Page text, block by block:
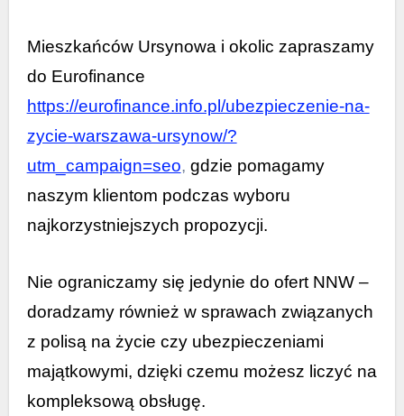
Mieszkańców Ursynowa i okolic zapraszamy
do Eurofinance
https://eurofinance.info.pl/ubezpieczenie-na-
zycie-warszawa-ursynow/?
utm_campaign=seo, gdzie pomagamy
naszym klientom podczas wyboru
najkorzystniejszych propozycji.
Nie ograniczamy się jedynie do ofert NNW –
doradzamy również w sprawach związanych
z polisą na życie czy ubezpieczeniami
majątkowymi, dzięki czemu możesz liczyć na
kompleksową obsługę.